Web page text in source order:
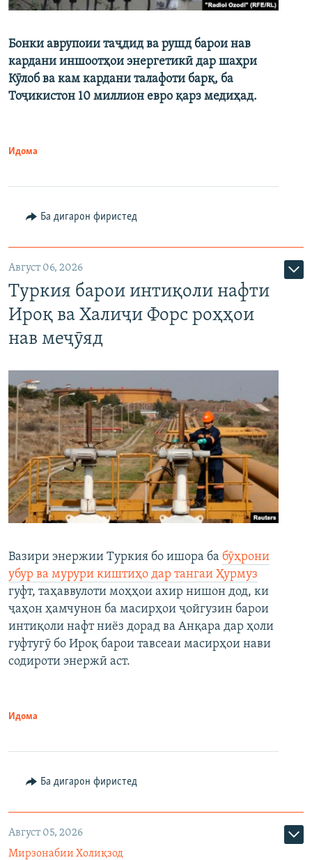
Бонки аврупоии таҷдид ва рушд барои нав
кардани иншоотҳои энергетикӣ дар шаҳри
Кӯлоб ва кам кардани талафоти барқ, ба
Тоҷикистон 10 миллион евро қарз медиҳад.
Идома
Ба дигарон фиристед
Август 06, 2026
Туркия барои интиқоли нафти
Ироқ ва Халиҷи Форс роҳҳои
нав меҷӯяд
Вазири энержии Туркия бо ишора ба бӯҳрони
убур ва мурури киштиҳо дар тангаи Ҳурмуз
гуфт, таҳаввулоти моҳҳои ахир нишон дод, ки
ҷаҳон ҳамчунон ба масирҳои ҷойгузин барои
интиқоли нафт ниёз дорад ва Анқара дар ҳоли
гуфтугӯ бо Ироқ барои тавсеаи масирҳои нави
содироти энержӣ аст.
Идома
Ба дигарон фиристед
Август 05, 2026
Мирзонабии Холиқзод